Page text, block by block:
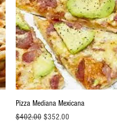
Vista rápida
Pizza Mediana Mexicana
Precio
$402.00 Precio de oferta
$352.00